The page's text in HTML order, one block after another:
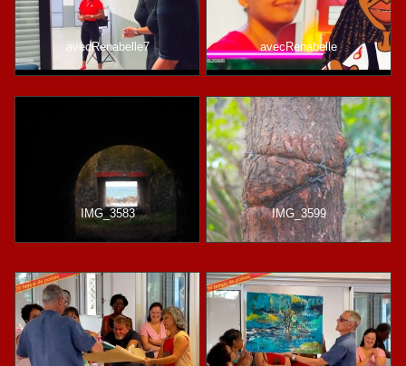
avecRenabelle7 avecRenabelle
IMG_3583 IMG_3599